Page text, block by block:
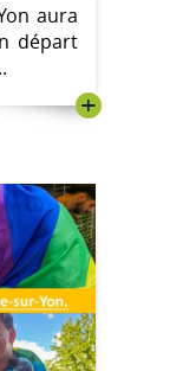
aura
départ
+